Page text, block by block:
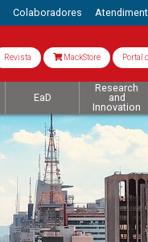
Colaboradores
Revista MackStore Portal
EaD
Research
and
Innovation